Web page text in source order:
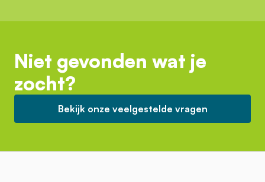
Niet gevonden wat je
zocht?
Bekijk onze veelgestelde vragen